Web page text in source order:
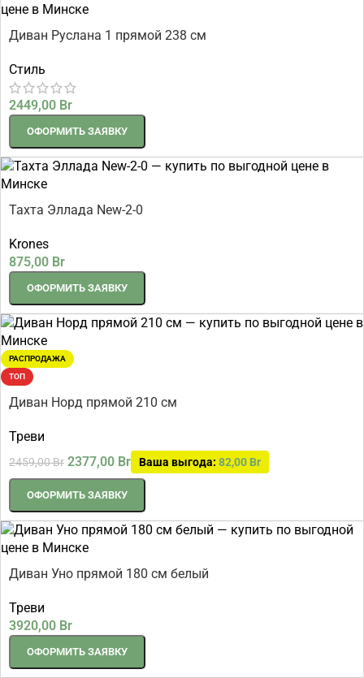
Диван Руслана 1 прямой 238 см
Стиль
2449,00 Br
ОФОРМИТЬ ЗАЯВКУ
Тахта Эллада New-2-0
Krones
875,00 Br
ОФОРМИТЬ ЗАЯВКУ
РАСПРОДАЖА
ТОП
Диван Норд прямой 210 см
Треви
2459,00Br 2377,00 Br Ваша выгода: 82,00 Br
ОФОРМИТЬ ЗАЯВКУ
Диван Уно прямой 180 см белый
Треви
3920,00 Br
ОФОРМИТЬ ЗАЯВКУ